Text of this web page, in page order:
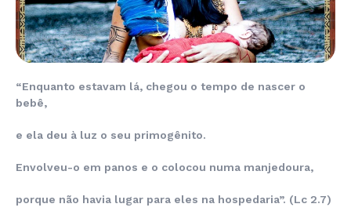
“Enquanto estavam lá, chegou o tempo de nascer o
bebê,
e ela deu à luz o seu primogênito.
Envolveu-o em panos e o colocou numa manjedoura,
porque não havia lugar para eles na hospedaria”. (Lc 2.7)